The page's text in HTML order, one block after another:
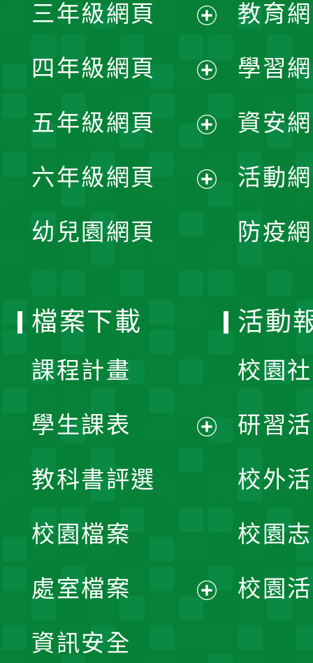
選
單
開
選
單
三年級網頁
開
選
單
四年級網頁
開
選
五年級網頁
開
六年級網頁
幼兒園網頁
教育
學習
資安
活動
防疫
檔案下載
課程計畫
學生課表
單
教科書評選
校園檔案
處室檔案
資訊安全
活動
校園
研習
校外
校園
校園